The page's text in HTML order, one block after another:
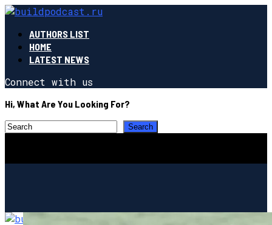
AUTHORS LIST
HOME
LATEST NEWS
Connect with us
Hi, What Are You Looking For?